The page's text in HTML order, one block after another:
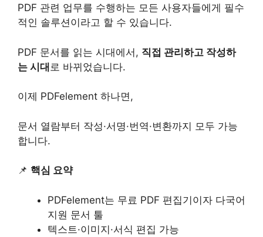
PDF 관련 업무를 수행하는 모든 사용자들에게 필수
적인 솔루션이라고 할 수 있습니다.
PDF 문서를 읽는 시대에서, 직접 관리하고 작성하
는 시대 로 바뀌었습니다.
이제 PDFelement 하나면,
문서 열람부터 작성·서명·번역·변환까지 모두 가능
합니다.
📌 핵심 요약
PDFelement는 무료 PDF 편집기이자 다국어
지원 문서 툴
텍스트·이미지·서식 편집 가능